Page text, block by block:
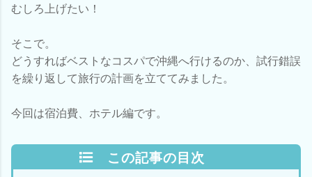
むしろ上げたい！
そこで。
どうすればベストなコスパで沖縄へ行けるのか、試行錯誤
を繰り返して旅行の計画を立ててみました。
今回は宿泊費、ホテル編です。
この記事の目次